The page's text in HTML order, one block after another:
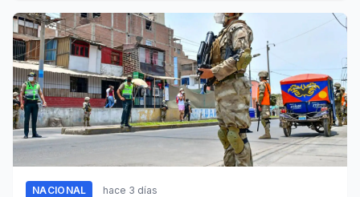
NACIONAL hace 3 días